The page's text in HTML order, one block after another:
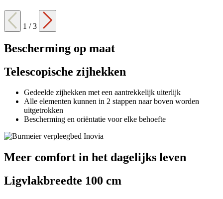
1 / 3
Bescherming op maat
Telescopische zijhekken
Gedeelde zijhekken met een aantrekkelijk uiterlijk
Alle elementen kunnen in 2 stappen naar boven worden
uitgetrokken
Bescherming en oriëntatie voor elke behoefte
Meer comfort in het dagelijks leven
Ligvlakbreedte 100 cm